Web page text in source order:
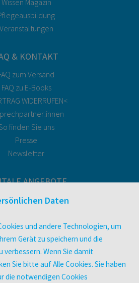
Wissen Magazin
Veranstaltungen
& KONTAKT
zum Versand
FAQ zu E-Books
WIDERRUFEN<
finden Sie uns
Presse
Newsletter
ANGEBOTE
Überblick
utb elibrary
E-Books
facultas Club
Daten
und andere Technologien, um
Gerät zu speichern und die
Wenn Sie damit
Sie bitte auf Alle Cookies. Sie haben
die notwendigen Cookies